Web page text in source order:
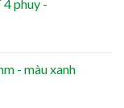
phuy -
- màu xanh